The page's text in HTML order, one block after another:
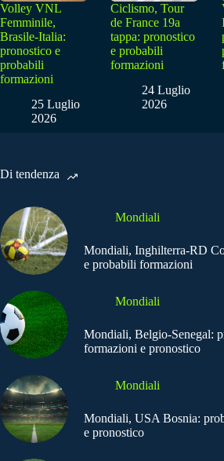
Volley VNL
Femminile,
Brasile-Italia:
pronostico e
probabili
formazioni
25 Luglio
2026
Ciclismo, Tour
de France 19a
tappa: pronostico
e probabili
formazioni
24 Luglio
2026
Di tendenza
Mondiali
Mondiali, Inghilterra-RD
e probabili formazioni
Mondiali
Mondiali, Belgio-Senegal:
formazioni e pronostico
Mondiali
Mondiali, USA Bosnia:
e pronostico